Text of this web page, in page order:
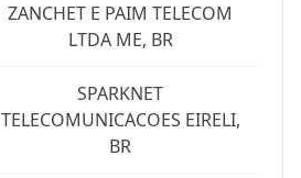
ZANCHET E PAIM TELECOM
LTDA ME, BR
SPARKNET
TELECOMUNICACOES EIRELI,
BR